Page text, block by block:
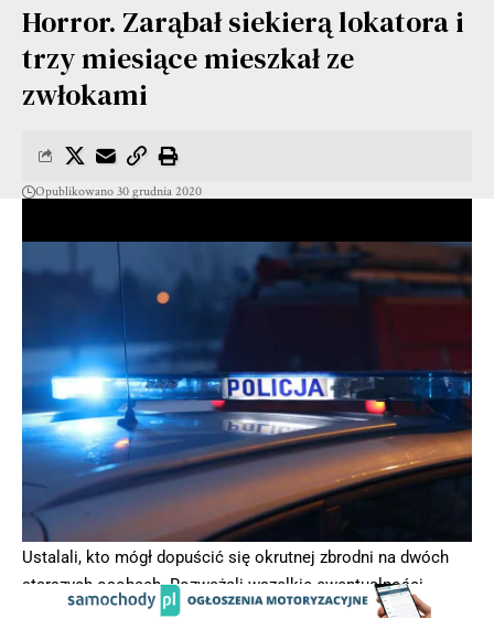
Policjanci stołecznego wydziału do walki z terrorem
kryminalnym i zabójstw pracowali nad sprawą zabójstwa
starszego małżeństwa z Grochowa od lutego tego roku.
Ustalali, kto mógł dopuścić się okrutnej zbrodni na dwóch
starszych osobach. Rozważali wszelkie ewentualności,
biorąc pod uwagę zarówno wątek rabunkowy, jak i
Horror. Zarąbał siekierą lokatora i
trzy miesiące mieszkał ze
zwłokami
Opublikowano 30 grudnia 2020